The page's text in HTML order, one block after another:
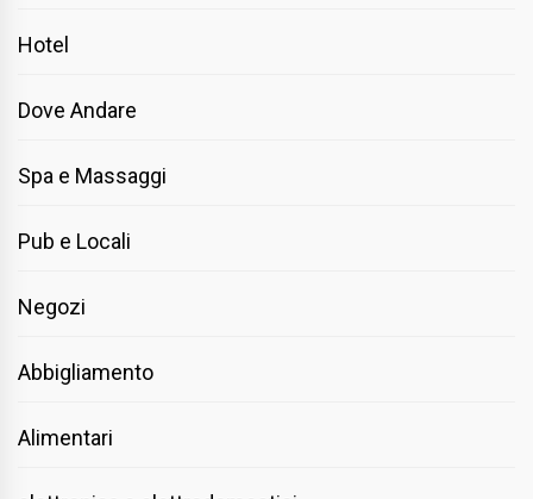
Hotel
Dove Andare
Spa e Massaggi
Pub e Locali
Negozi
Abbigliamento
Alimentari